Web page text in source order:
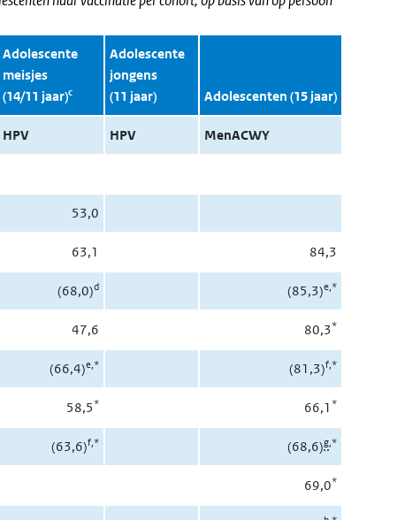
Adolescente
meisjes
(14/11 jaar)c
Adolescente
jongens
(11 jaar)
Adolescenten (15 jaar)
HPV HPV MenACWY
53,0
63,1 84,3
(68,0)d (85,3)e,*
47,6 80,3*
(66,4)e,* (81,3)f,*
58,5* 66,1*
(63,6)f,* (68,6)g,*
69,0*